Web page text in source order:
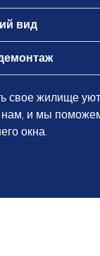
вид
свое жилище
и мы
окна.